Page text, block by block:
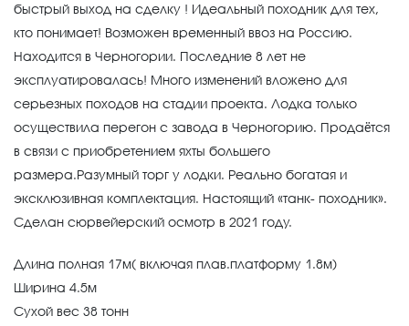
быстрый выход на сделку ! Идеальный походник для тех,
кто понимает! Возможен временный ввоз на Россию.
Находится в Черногории. Последние 8 лет не
эксплуатировалась! Много изменений вложено для
серьезных походов на стадии проекта. Лодка только
осуществила перегон с завода в Черногорию. Продаётся
в связи с приобретением яхты большего
размера.Разумный торг у лодки. Реально богатая и
эксклюзивная комплектация. Настоящий «танк- походник».
Сделан сюрвейерский осмотр в 2021 году.
Длина полная 17м( включая плав.платформу 1.8м)
Ширина 4.5м
Сухой вес 38 тонн